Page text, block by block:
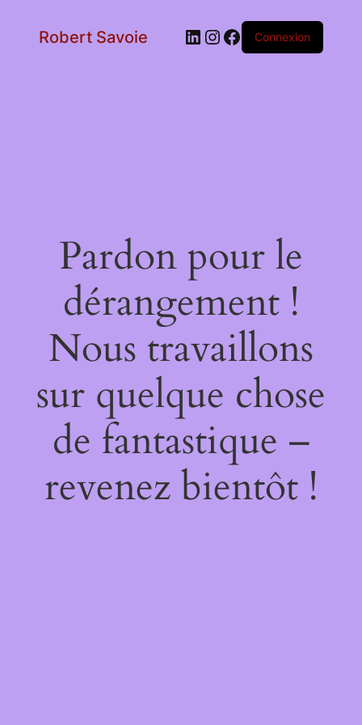
Robert Savoie LinkedIn
Instagram
Facebook
Connexion
Pardon pour le
dérangement !
Nous travaillons
sur quelque chose
de fantastique –
revenez bientôt !